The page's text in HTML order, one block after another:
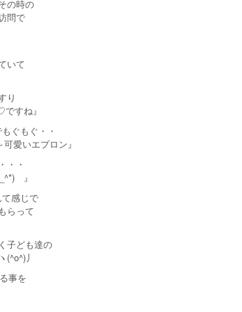
の時の
問で
いて
り
すね』
ぐもぐ・・
愛いエプロン』
・・
』
感じで
らって
子ども達の
丿
事を